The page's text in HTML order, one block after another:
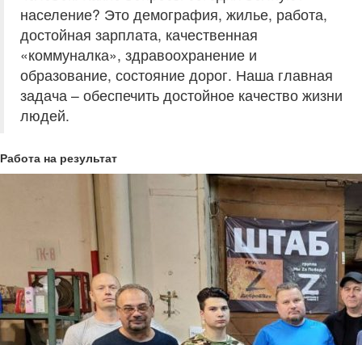
население? Это демография, жилье, работа,
достойная зарплата, качественная
«коммуналка», здравоохранение и
образование, состояние дорог. Наша главная
задача – обеспечить достойное качество жизни
людей.
Работа на результат